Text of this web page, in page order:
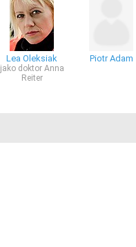
Lea Oleksiak
jako doktor Anna
Reiter
Piotr Adam